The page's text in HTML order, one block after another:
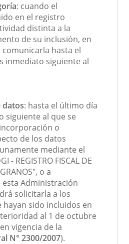
: cuando el
en el registro
distinta a la
de su inclusión, en
hasta el
inmediato siguiente al
datos: hasta el último día
siguiente al que se
o
de los datos
mediante el
- REGISTRO FISCAL DE
o a
Administración
solicitarla a los
hayan sido incluidos en
al 1 de octubre
vigencia de la
N° 2300/2007).